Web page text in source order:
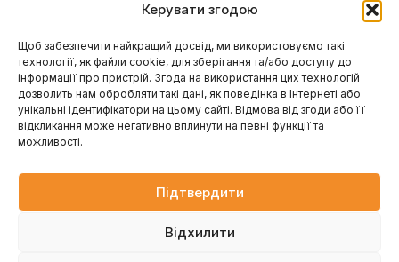
Керувати згодою
Щоб забезпечити найкращий досвід, ми використовуємо такі
технології, як файли cookie, для зберігання та/або доступу до
інформації про пристрій. Згода на використання цих технологій
дозволить нам обробляти такі дані, як поведінка в Інтернеті або
унікальні ідентифікатори на цьому сайті. Відмова від згоди або її
відкликання може негативно вплинути на певні функції та
можливості.
Підтвердити
Відхилити
c
e
b
o
o
k
-
f
u
t
u
b
e
o
g
l
e
Навігація
Каталог обладнання
Про компанію
Наші проєкти
Контакти
Головна
Клієнтам / Послуги
Гарантія та сервіс
Модернізація вашого
млина
Консультація інженера
Проєктування млинів
Контакти
вул. Петра Лубенського, 47, м. Лубни, Полтавська обл.,